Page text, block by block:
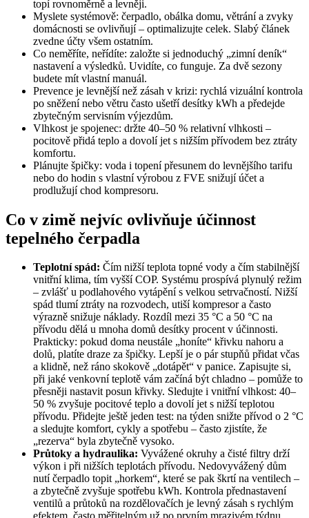
topí rovnoměrně a levněji.
Myslete systémově: čerpadlo, obálka domu, větrání a zvyky
domácnosti se ovlivňují – optimalizujte celek. Slabý článek
zvedne účty všem ostatním.
Co neměříte, neřídíte: založte si jednoduchý „zimní deník“
nastavení a výsledků. Uvidíte, co funguje. Za dvě sezony
budete mít vlastní manuál.
Prevence je levnější než zásah v krizi: rychlá vizuální kontrola
po sněžení nebo větru často ušetří desítky kWh a předejde
zbytečným servisním výjezdům.
Vlhkost je spojenec: držte 40–50 % relativní vlhkosti –
pocitově přidá teplo a dovolí jet s nižším přívodem bez ztráty
komfortu.
Plánujte špičky: voda i topení přesunem do levnějšího tarifu
nebo do hodin s vlastní výrobou z FVE snižují účet a
prodlužují chod kompresoru.
Co v zimě nejvíc ovlivňuje účinnost
tepelného čerpadla
Teplotní spád: Čím nižší teplota topné vody a čím stabilnější
vnitřní klima, tím vyšší COP. Systému prospívá plynulý režim
– zvlášť u podlahového vytápění s velkou setrvačností. Nižší
spád tlumí ztráty na rozvodech, utiší kompresor a často
výrazně snižuje náklady. Rozdíl mezi 35 °C a 50 °C na
přívodu dělá u mnoha domů desítky procent v účinnosti.
Prakticky: pokud doma neustále „honíte“ křivku nahoru a
dolů, platíte draze za špičky. Lepší je o pár stupňů přidat včas
a klidně, než ráno skokově „dotápět“ v panice. Zapisujte si,
při jaké venkovní teplotě vám začíná být chladno – pomůže to
přesněji nastavit posun křivky. Sledujte i vnitřní vlhkost: 40–
50 % zvyšuje pocitové teplo a dovolí jet s nižší teplotou
přívodu. Přidejte ještě jeden test: na týden snižte přívod o 2 °C
a sledujte komfort, cykly a spotřebu – často zjistíte, že
„rezerva“ byla zbytečně vysoko.
Průtoky a hydraulika: Vyvážené okruhy a čisté filtry drží
výkon i při nižších teplotách přívodu. Nedovyvážený dům
nutí čerpadlo topit „horkem“, které se pak škrtí na ventilech –
a zbytečně zvyšuje spotřebu kWh. Kontrola přednastavení
ventilů a průtoků na rozdělovačích je levný zásah s rychlým